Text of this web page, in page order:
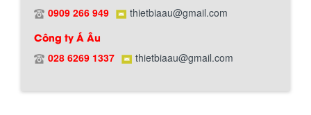
0909 266 949 thietbiaau@gmail.com
Công ty Á Âu
028 6269 1337 thietbiaau@gmail.com
MÁY TRỘN BỘT KHÔ 200KG
trộn các loại bột khô trong các ngành...